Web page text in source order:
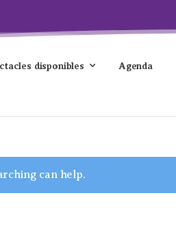
disponibles Agenda
can help.